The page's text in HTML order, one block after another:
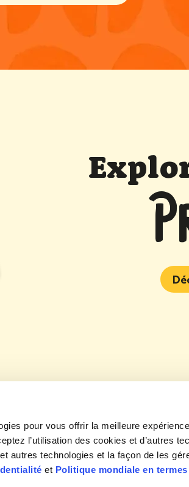
pour vous offrir la meilleure
l’utilisation des cookies et d’autres
autres technologies et la façon de les
et Politique mondiale en
À propos
Contactez-nous